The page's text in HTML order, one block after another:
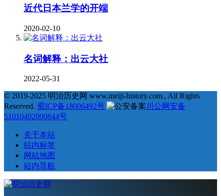
近代日本兰学的开端
2020-02-10
名词解释：出云大社
2022-05-31
© 2019-2025 明治历史网 www.meiji-history.com., All Rights
Reserved. 蜀ICP备18006492号
川公网安备
51010402000844号
关于本站
站内标签
网站地图
站内导航